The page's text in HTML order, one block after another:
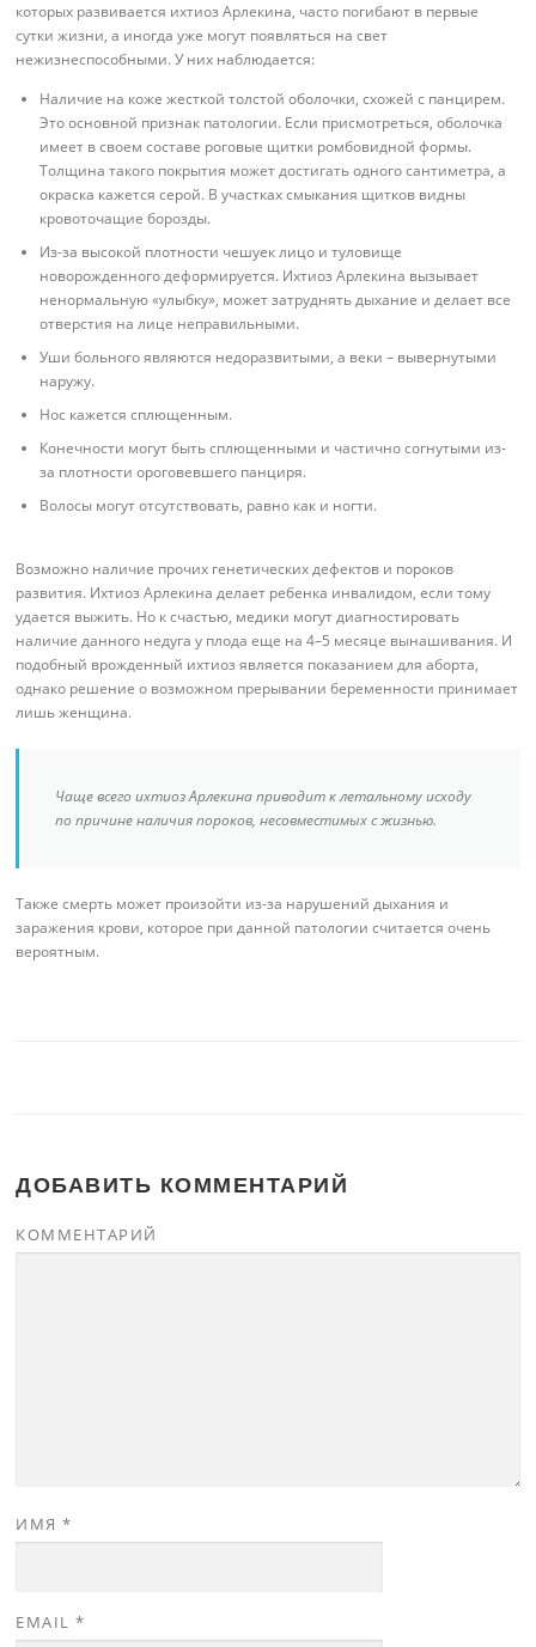
которых развивается ихтиоз Арлекина, часто погибают в первые
сутки жизни, а иногда уже могут появляться на свет
нежизнеспособными. У них наблюдается:
Наличие на коже жесткой толстой оболочки, схожей с панцирем.
Это основной признак патологии. Если присмотреться, оболочка
имеет в своем составе роговые щитки ромбовидной формы.
Толщина такого покрытия может достигать одного сантиметра, а
окраска кажется серой. В участках смыкания щитков видны
кровоточащие борозды.
Из-за высокой плотности чешуек лицо и туловище
новорожденного деформируется. Ихтиоз Арлекина вызывает
ненормальную «улыбку», может затруднять дыхание и делает все
отверстия на лице неправильными.
Уши больного являются недоразвитыми, а веки – вывернутыми
наружу.
Нос кажется сплющенным.
Конечности могут быть сплющенными и частично согнутыми из-
за плотности ороговевшего панциря.
Волосы могут отсутствовать, равно как и ногти.
Возможно наличие прочих генетических дефектов и пороков
развития. Ихтиоз Арлекина делает ребенка инвалидом, если тому
удается выжить. Но к счастью, медики могут диагностировать
наличие данного недуга у плода еще на 4–5 месяце вынашивания. И
подобный врожденный ихтиоз является показанием для аборта,
однако решение о возможном прерывании беременности принимает
лишь женщина.
Чаще всего ихтиоз Арлекина приводит к летальному исходу
по причине наличия пороков, несовместимых с жизнью.
Также смерть может произойти из-за нарушений дыхания и
заражения крови, которое при данной патологии считается очень
вероятным.
ДОБАВИТЬ КОММЕНТАРИЙ
КОММЕНТАРИЙ
ИМЯ*
EMAIL*